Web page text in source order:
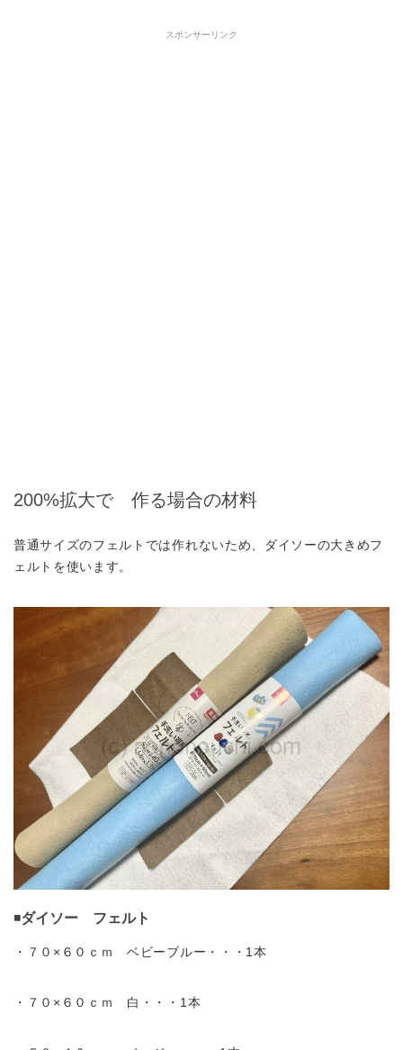
スポンサーリンク
200%拡大で 作る場合の材料
普通サイズのフェルトでは作れないため、ダイソーの大きめフ
ェルトを使います。
◾️ダイソー フェルト
・７０×６０ｃｍ ベビーブルー・・・1本
・７０×６０ｃｍ 白・・・1本